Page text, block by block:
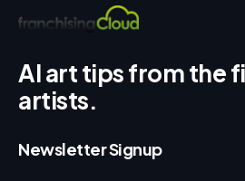
AI art tips from the
artists.
Newsletter Signup